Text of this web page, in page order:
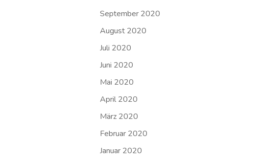
September 2020
August 2020
Juli 2020
Juni 2020
Mai 2020
April 2020
März 2020
Februar 2020
Januar 2020